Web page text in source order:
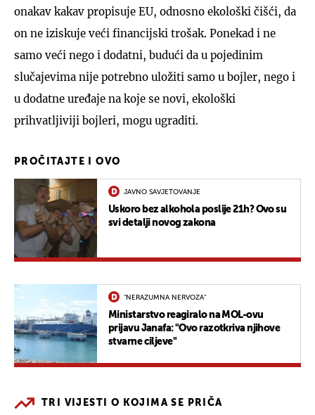
onakav kakav propisuje EU, odnosno ekološki čišći, da
on ne iziskuje veći financijski trošak. Ponekad i ne
samo veći nego i dodatni, budući da u pojedinim
slučajevima nije potrebno uložiti samo u bojler, nego i
u dodatne uređaje na koje se novi, ekološki
prihvatljiviji bojleri, mogu ugraditi.
PROČITAJTE I OVO
JAVNO SAVJETOVANJE
Uskoro bez alkohola poslije 21h? Ovo su
svi detalji novog zakona
"NERAZUMNA NERVOZA"
Ministarstvo reagiralo na MOL-ovu
prijavu Janafa: "Ovo razotkriva njihove
stvarne ciljeve"
TRI VIJESTI O KOJIMA SE PRIČA